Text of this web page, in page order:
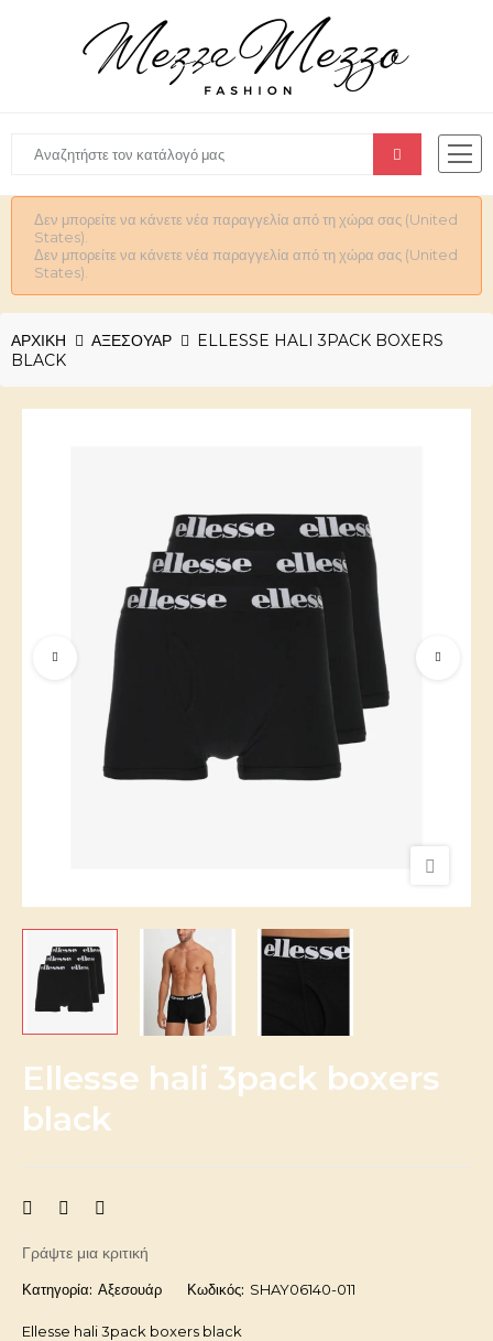
Δεν μπορείτε να κάνετε νέα παραγγελία από τη χώρα σας (United
States).
Δεν μπορείτε να κάνετε νέα παραγγελία από τη χώρα σας (United
States).
ΑΡΧΙΚΉ ΑΞΕΣΟΥΆΡ
ELLESSE HALI 3PACK BOXERS
BLACK
Ellesse hali 3pack boxers
black
Γράψτε μια κριτική
Κατηγορία: Αξεσουάρ Κωδικός: SHAY06140-011
Ellesse hali 3pack boxers black